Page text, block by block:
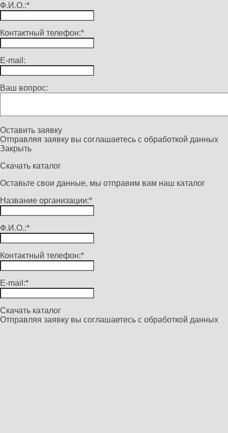
Ф.И.О.:*
Контактный телефон:*
E-mail:
Ваш вопрос:
Оставить заявку
Отправляя заявку вы соглашаетесь с обработкой данных
Закрыть
Скачать каталог
Оставьте свои данные, мы отправим вам наш каталог
Название организации:*
Ф.И.О.:*
Контактный телефон:*
E-mail:*
Скачать каталог
Отправляя заявку вы соглашаетесь с обработкой данных